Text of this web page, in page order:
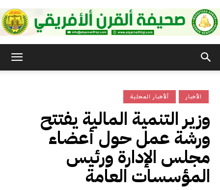
الأفريقي
ألأخبار المحلية الأخبار
وزير التنمية المالية يفتتح
ورشة عمل حول أعضاء
مجلس الإدارة ورئيس
المؤسسات العامة